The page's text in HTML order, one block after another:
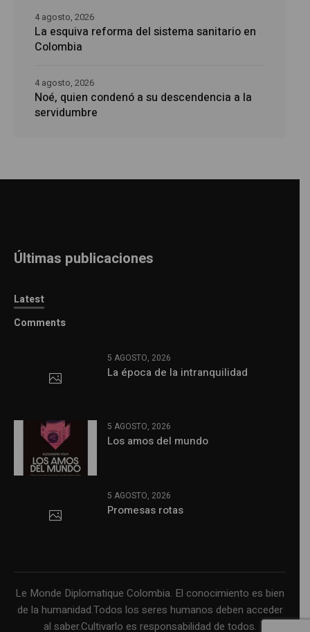
La esquiva reforma del sistema sanitario en
Colombia
4 agosto, 2026
Noé, quien condenó a su descendencia a la
servidumbre
4 agosto, 2026
Últimas publicaciones
Latest
Comments
5 AGOSTO, 2026
La época de la intranquilidad
5 AGOSTO, 2026
Los amos del mundo
5 AGOSTO, 2026
Promesas rotas
Le Monde Diplomatique Colombia. El conocimiento es bien
de la humanidad.Todos los seres humanos deben acceder
al saber.Cultivarlo es responsabilidad de todos.